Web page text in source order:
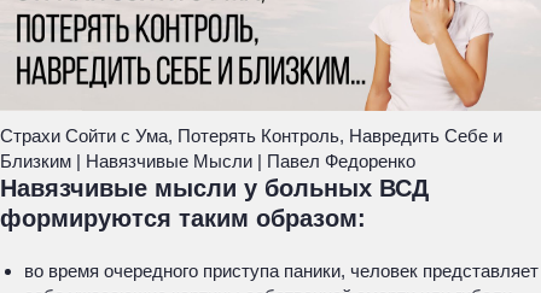
Страхи Сойти с Ума, Потерять Контроль, Навредить Себе и
Близким | Навязчивые Мысли | Павел Федоренко
Навязчивые мысли у больных ВСД
формируются таким образом:
во время очередного приступа паники, человек представляет